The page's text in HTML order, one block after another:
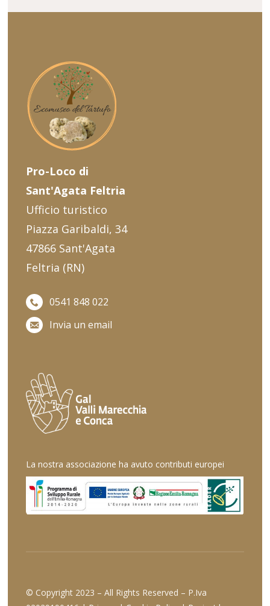
Pro-Loco di
Sant'Agata Feltria
Ufficio turistico
Piazza Garibaldi, 34
47866 Sant'Agata
Feltria (RN)
0541 848 022
Invia un email
La nostra associazione ha avuto contributi europei
© Copyright 2023 – All Rights Reserved – P.Iva